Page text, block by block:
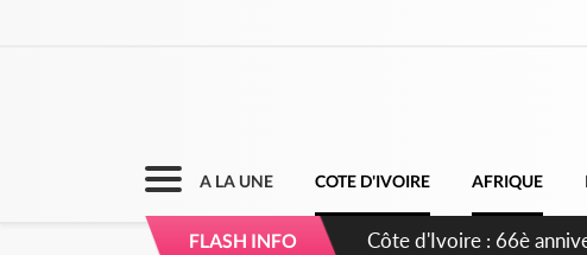
A LA UNE COTE D'IVOIRE AFRIQUE
FLASH INFO
Côte d'Ivoire : À